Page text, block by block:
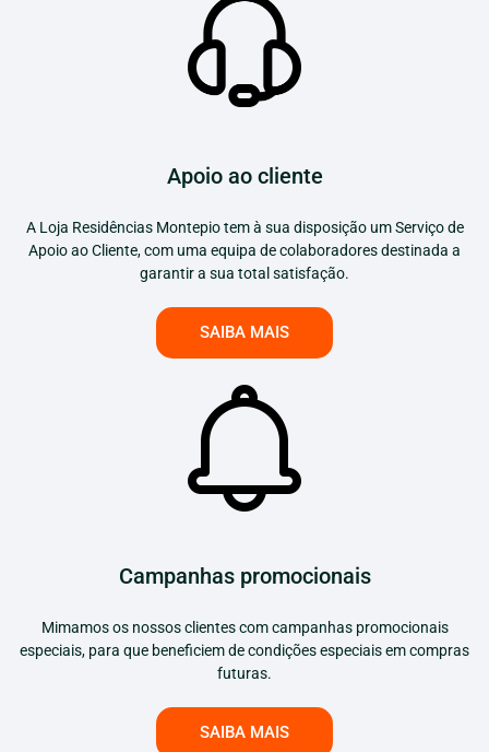
Apoio ao cliente
A Loja Residências Montepio tem à sua disposição um Serviço de
Apoio ao Cliente, com uma equipa de colaboradores destinada a
garantir a sua total satisfação.
SAIBA MAIS
Campanhas promocionais
Mimamos os nossos clientes com campanhas promocionais
especiais, para que beneficiem de condições especiais em compras
futuras.
SAIBA MAIS